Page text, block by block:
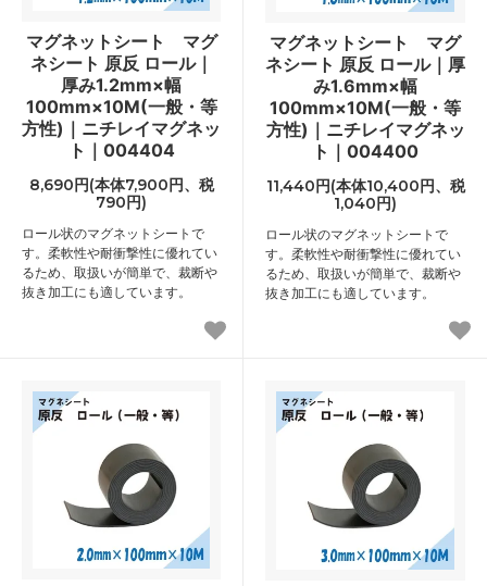
マグネットシート マグ
ネシート 原反 ロール｜
厚み1.2mm×幅
100mm×10M(一般・等
方性)｜ニチレイマグネッ
ト｜004404
8,690円(本体7,900円、税
790円)
ロール状のマグネットシートで
す。柔軟性や耐衝撃性に優れてい
るため、取扱いが簡単で、裁断や
抜き加工にも適しています。
マグネットシート マグ
ネシート 原反 ロール｜厚
み1.6mm×幅
100mm×10M(一般・等
方性)｜ニチレイマグネッ
ト｜004400
11,440円(本体10,400円、税
1,040円)
ロール状のマグネットシートで
す。柔軟性や耐衝撃性に優れてい
るため、取扱いが簡単で、裁断や
抜き加工にも適しています。